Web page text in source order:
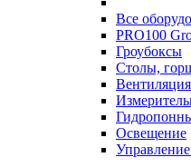
Все
PRO100
Гроубоксы
Столы,
Вентиляция
Освещение